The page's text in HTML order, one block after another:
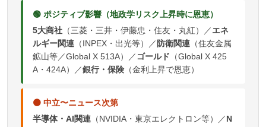
🟢 ポジティブ影響（地政学リスク上昇時に恩恵）
5大商社 （三菱・三井・伊藤忠・住友・丸紅）／ エネ
ルギー関連 （INPEX・出光等）／ 防衛関連 （住友金属
鉱山等／Global X 513A）／ ゴールド （Global X 425
A・424A）／銀行・保険 （金利上昇で恩恵）
🟠 中立〜ニュース次第
半導体・AI関連 （NVIDIA・東京エレクトロン等）／ N